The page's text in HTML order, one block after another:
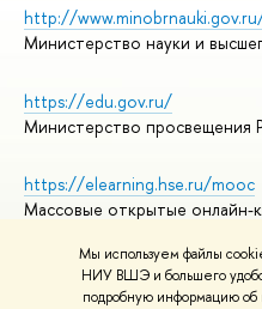
Мы используем файлы
НИУ ВШЭ и большего
подробную информацию об
http://
Министерство науки и
https://edu.gov.ru/
Министерство просвещения
https://elearning.hse.ru/mooc
Массовые открытые онлайн-
© НИУ ВШЭ 1993–2026 Адреса